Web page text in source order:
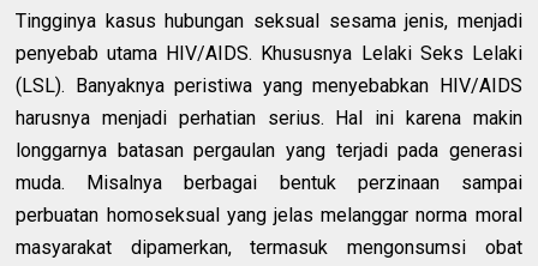
Tingginya kasus hubungan seksual sesama jenis, menjadi
penyebab utama HIV/AIDS. Khususnya Lelaki Seks Lelaki
(LSL). Banyaknya peristiwa yang menyebabkan HIV/AIDS
harusnya menjadi perhatian serius. Hal ini karena makin
longgarnya batasan pergaulan yang terjadi pada generasi
muda. Misalnya berbagai bentuk perzinaan sampai
perbuatan homoseksual yang jelas melanggar norma moral
masyarakat dipamerkan, termasuk mengonsumsi obat